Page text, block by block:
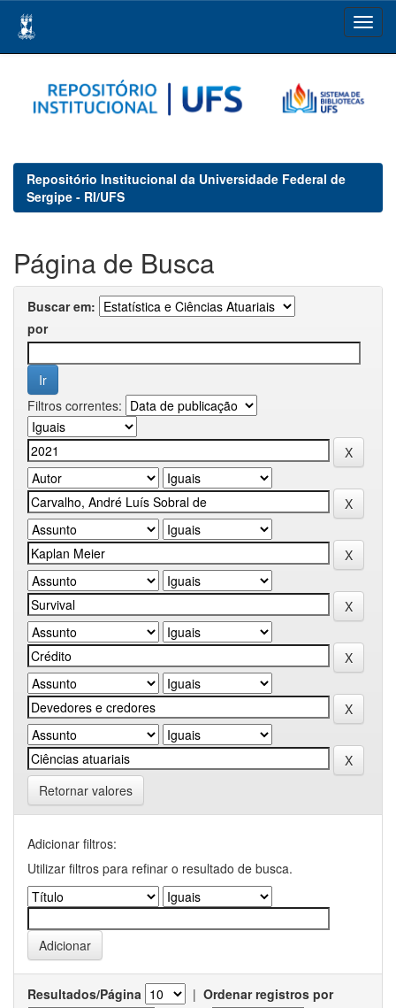
navigation
Repositório Institucional da Universidade Federal de
Sergipe - RI/UFS
Página de Busca
Buscar em:
por
Filtros correntes:
Retornar valores
Adicionar filtros:
Utilizar filtros para refinar o resultado de busca.
Resultados/Página | Ordenar registros por